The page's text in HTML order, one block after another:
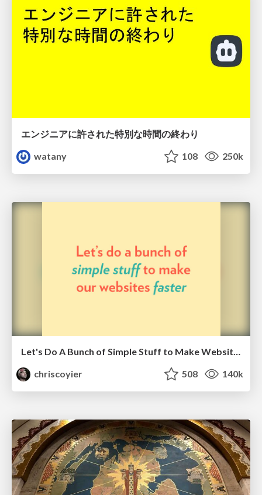
エンジニアに許された特別な時間の終わり
watany
108 250k
Let's Do A Bunch of Simple Stuff to Make Websites Faster
chriscoyier
508 140k